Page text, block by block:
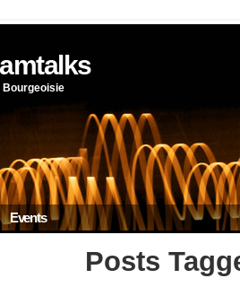
Bourgeoisie
Events
Posts